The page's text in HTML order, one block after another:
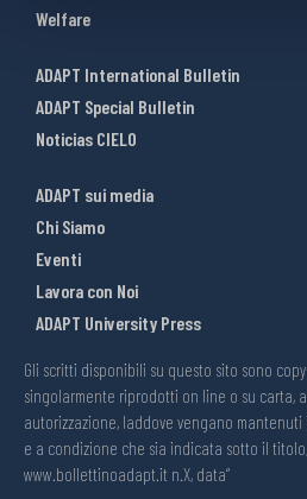
Welfare
ADAPT International Bulletin
ADAPT Special Bulletin
Noticias CIELO
ADAPT sui media
Chi Siamo
Eventi
Lavora con Noi
ADAPT University Press
Gli scritti disponibili su questo sito sono
singolarmente riprodotti on line o su carta,
autorizzazione, laddove vengano
e a condizione che sia indicata sotto il
www.bollettinoadapt.it n.X, data“